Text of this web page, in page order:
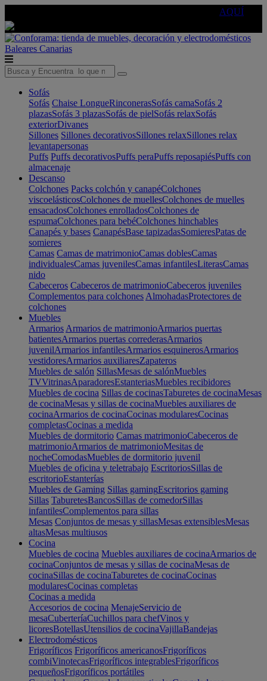
AQUÍ
Baleares Canarias
Sofás
Sofás Chaise LongueRinconerasSofás camaSofás 2
plazasSofás 3 plazasSofás de pielSofás relaxSofás
exteriorDivanes
Sillones Sillones decorativosSillones relaxSillones relax
levantapersonas
Puffs Puffs decorativosPuffs peraPuffs reposapiésPuffs con
almacenaje
Descanso
Colchones Packs colchón y canapéColchones
viscoelásticosColchones de muellesColchones de muelles
ensacadosColchones enrolladosColchones de
espumaColchones para bebéColchones hinchables
Canapés y bases CanapésBase tapizadasSomieresPatas de
somieres
Camas Camas de matrimonioCamas doblesCamas
individualesCamas juvenilesCamas infantilesLiterasCamas
nido
Cabeceros Cabeceros de matrimonioCabeceros juveniles
Complementos para colchones AlmohadasProtectores de
colchones
Muebles
Armarios Armarios de matrimonioArmarios puertas
batientesArmarios puertas correderasArmarios
juvenilArmarios infantilesArmarios esquinerosArmarios
vestidoresArmarios auxiliaresZapateros
Muebles de salón SillasMesas de salónMuebles
TVVitrinasAparadoresEstanteriasMuebles recibidores
Muebles de cocina Sillas de cocinasTaburetes de cocinaMesas
de cocinaMesas y sillas de cocinaMuebles auxiliares de
cocinaArmarios de cocinaCocinas modularesCocinas
completasCocinas a medida
Muebles de dormitorio Camas matrimonioCabeceros de
matrimonioArmarios de matrimonioMesitas de
nocheComodasMuebles de dormitorio juvenil
Muebles de oficina y teletrabajo EscritoriosSillas de
escritorioEstanterías
Muebles de Gaming Sillas gamingEscritorios gaming
Sillas TaburetesBancosSillas de comedorSillas
infantilesComplementos para sillas
Mesas Conjuntos de mesas y sillasMesas extensiblesMesas
altasMesas multiusos
Cocina
Muebles de cocina Muebles auxiliares de cocinaArmarios de
cocinaConjuntos de mesas y sillas de cocinaMesas de
cocinaSillas de cocinaTaburetes de cocinaCocinas
modularesCocinas completas
Cocinas a medida
Accesorios de cocina MenajeServicio de
mesaCuberteríaCuchillos para chefVinos y
licoresBotellasUtensilios de cocinaVajillaBandejas
Electrodomésticos
Frigoríficos Frigoríficos americanosFrigoríficos
combiVinotecasFrigoríficos integrablesFrigoríficos
pequeñosFrigoríficos portátiles